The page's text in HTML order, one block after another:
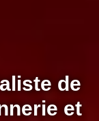
de
et